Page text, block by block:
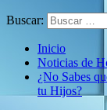
Buscar:
Inicio
Noticias de
¿No Sabes
tu Hijos?